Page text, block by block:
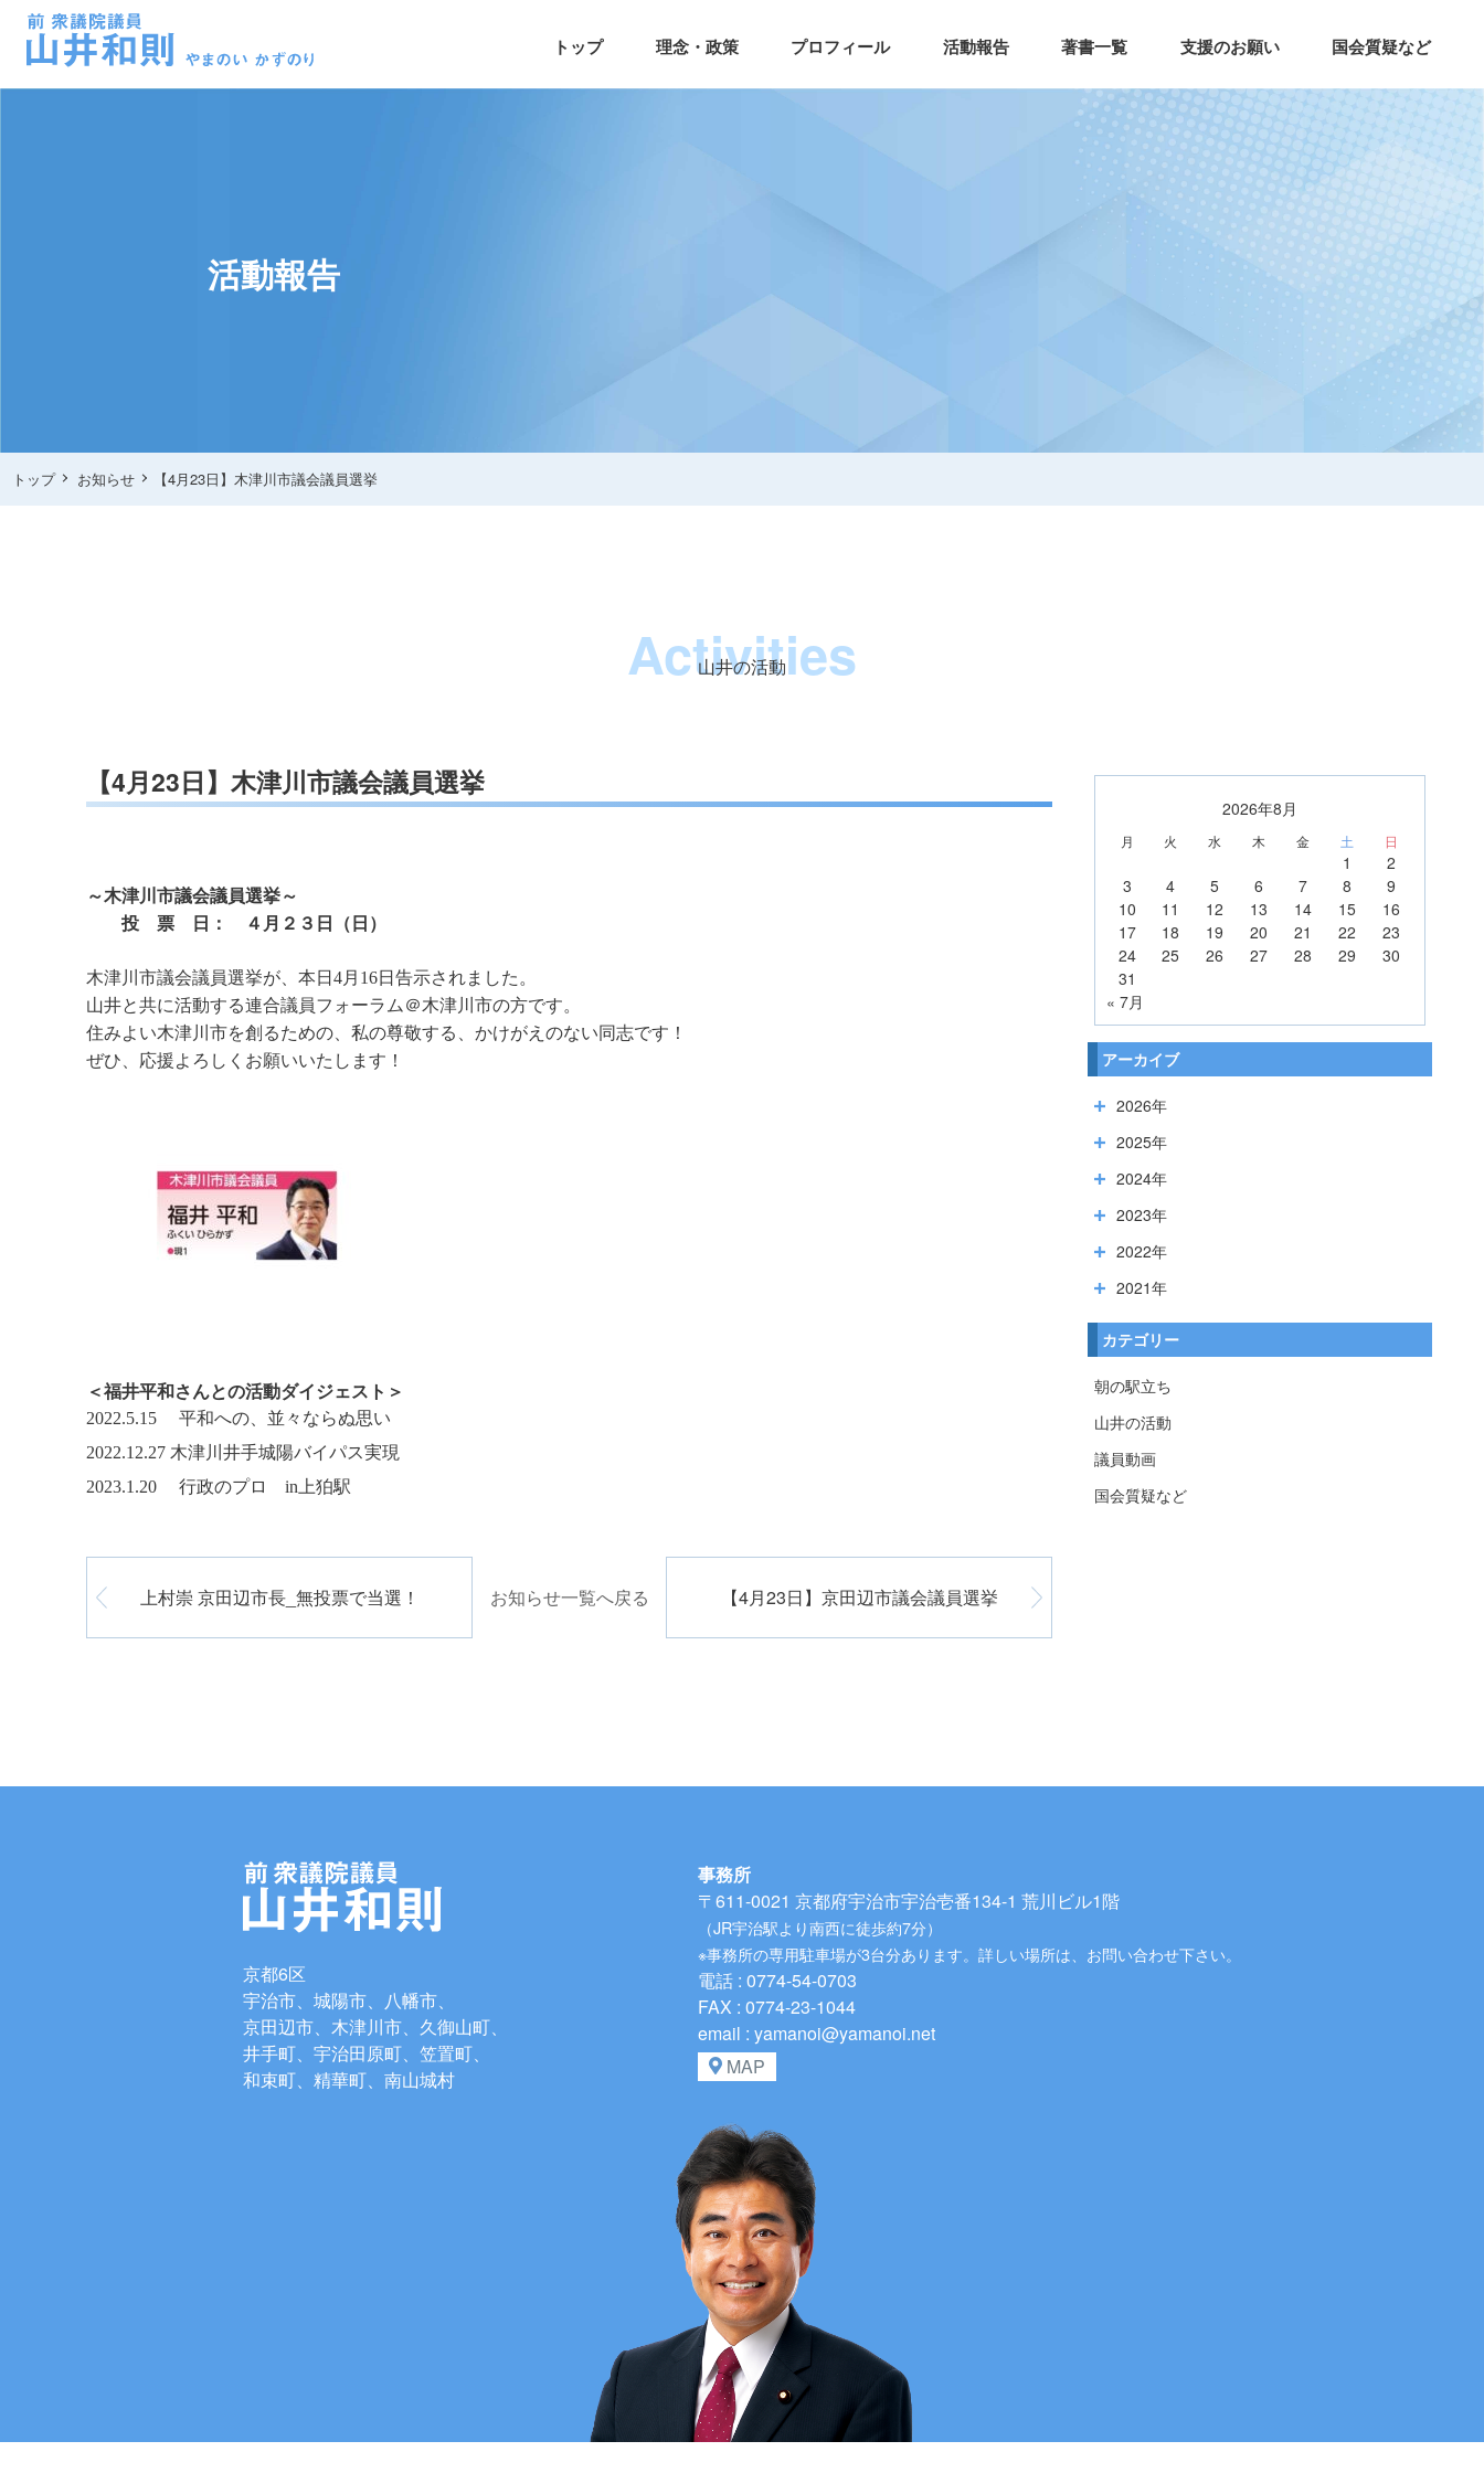
トップ 理念・政策 プロフィール 活動報告 著書一覧 支援のお願い 国会質疑など
活動報告
トップ お知らせ 【4月23日】木津川市議会議員選挙
Activities
山井の活動
【4月23日】木津川市議会議員選挙
～木津川市議会議員選挙～
投 票 日： ４月２３日（日）
木津川市議会議員選挙が、本日4月16日告示されました。
山井と共に活動する連合議員フォーラム＠木津川市の方です。
住みよい木津川市を創るための、私の尊敬する、かけがえのない同志です！
ぜひ、応援よろしくお願いいたします！
＜福井平和さんとの活動ダイジェスト＞
2022.5.15 平和への、並々ならぬ思い
2022.12.27 木津川井手城陽バイパス実現
2023.1.20 行政のプロ in上狛駅
上村崇 京田辺市長_無投票で当選！ お知らせ一覧へ戻る 【4月23日】京田辺市議会議員選挙
2026年8月
月 火 水 木 金 土 日
« 7月
1
2
3
4 5 6 7 8
9
10
11 12 13 14 15
16
17
18 19 20 21 22
23
24
25 26 27 28 29
30
31
アーカイブ
2026年
2025年
2024年
2023年
2022年
2021年
カテゴリー
朝の駅立ち
山井の活動
議員動画
国会質疑など
京都6区
宇治市、城陽市、八幡市、
京田辺市、木津川市、久御山町、
井手町、宇治田原町、笠置町、
和束町、精華町、南山城村
事務所
〒611-0021 京都府宇治市宇治壱番134-1 荒川ビル1階
（JR宇治駅より南西に徒歩約7分）
※事務所の専用駐車場が3台分あります。 詳しい場所は、お問い合わせ下さい。
電話 : 0774-54-0703
FAX : 0774-23-1044
email : yamanoi@yamanoi.net
MAP